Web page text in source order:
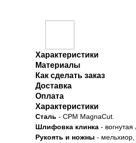
Характеристики
Материалы
Как сделать заказ
Доставка
Оплата
Характеристики
Сталь - CPM MagnaCut.
Шлифовка клинка -
Рукоять и ножны - мельхиор,